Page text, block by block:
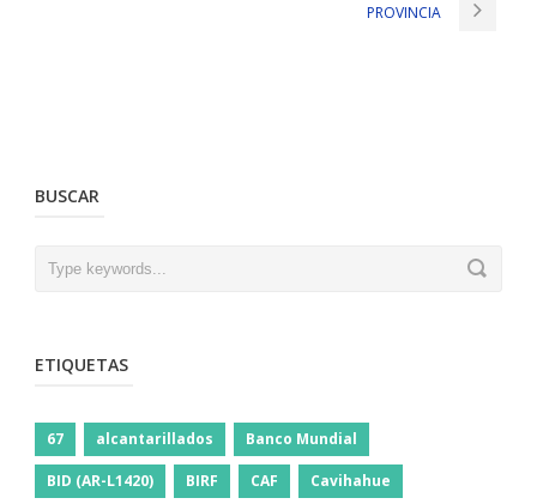
PROVINCIA
BUSCAR
ETIQUETAS
67 alcantarillados Banco Mundial
BID (AR-L1420) BIRF CAF Cavihahue